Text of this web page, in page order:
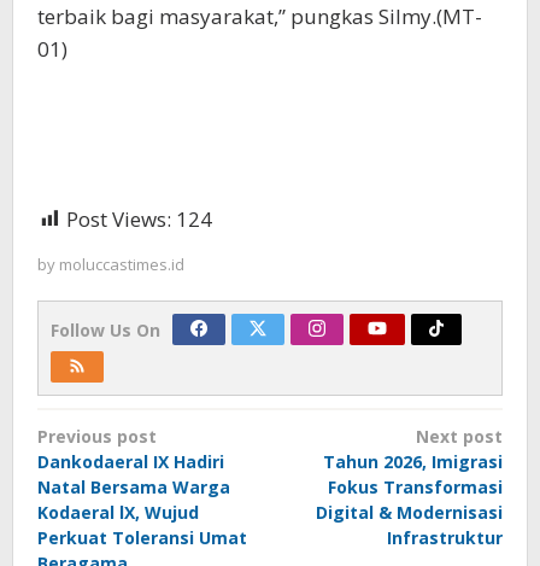
terbaik bagi masyarakat,” pungkas Silmy.(MT-
01)
Post Views: 124
by moluccastimes.id
Follow Us On
Post
navigation
Previous post
Dankodaeral IX Hadiri
Natal Bersama Warga
Kodaeral lX, Wujud
Perkuat Toleransi Umat
Next post
Tahun 2026, Imigrasi
Fokus Transformasi
Digital & Modernisasi
Infrastruktur